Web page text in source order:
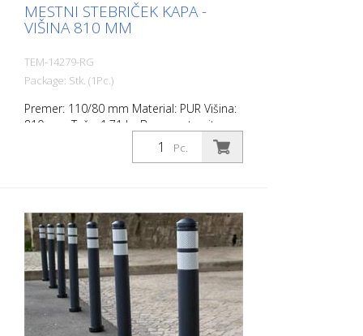
MESTNI STEBRIČEK KAPA -
VIŠINA 810 MM
TEM-14279-RG
Package: Stk. (1Pc.)
Premer: 110/80 mm Material: PUR Višina:
810 mm Teža: 1,71 kg Barva: antracitno
siva 2 odsevna trakova RAC 2 (brez
pritrdilnega materiala) City Bollard je
Pc.